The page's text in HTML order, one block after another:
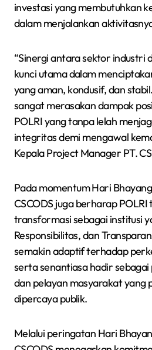
investasi yang membutuhkan
dalam menjalankan
“Sinergi antara sektor industri
kunci utama dalam
yang aman, kondusif, dan
sangat merasakan dampak
POLRI yang tanpa lelah
integritas demi mengawal
Kepala Project Manager PT.
Pada momentum Hari
CSCODS juga berharap
transformasi sebagai institusi
Responsibilitas, dan
semakin adaptif terhadap
serta senantiasa hadir
dan pelayan masyarakat yang
dipercaya publik.
Melalui peringatan Hari